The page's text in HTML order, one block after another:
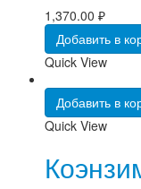
1,370.00 ₽
Добавить в
Quick View
Добавить в
Quick View